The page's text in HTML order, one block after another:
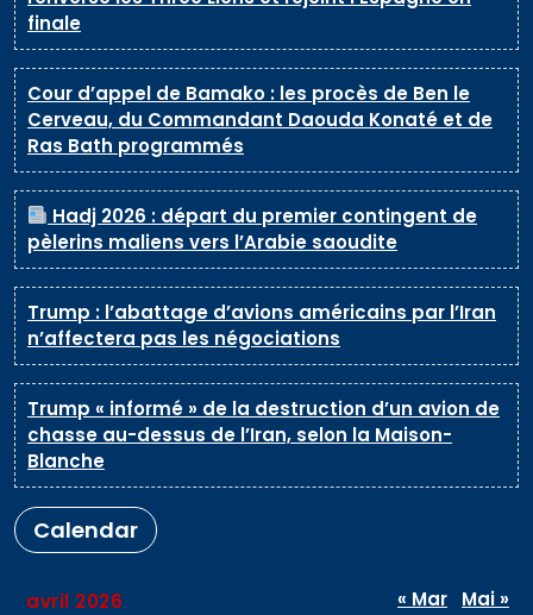
finale
Cour d’appel de Bamako : les procès de Ben le
Cerveau, du Commandant Daouda Konaté et de
Ras Bath programmés
Hadj 2026 : départ du premier contingent de
pèlerins maliens vers l’Arabie saoudite
Trump : l’abattage d’avions américains par l’Iran
n’affectera pas les négociations
Trump « informé » de la destruction d’un avion de
chasse au-dessus de l’Iran, selon la Maison-
Blanche
Calendar
avril 2026 « Mar Mai »